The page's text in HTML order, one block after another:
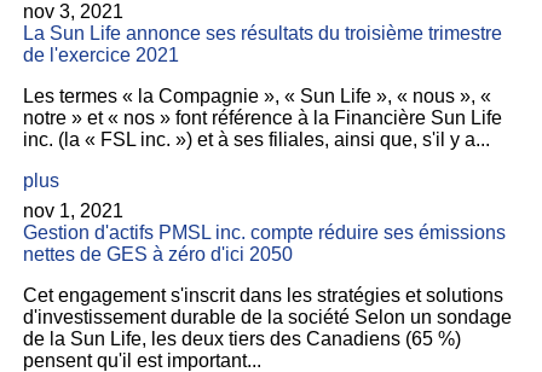
nov 3, 2021
La Sun Life annonce ses résultats du troisième trimestre
de l'exercice 2021
Les termes « la Compagnie », « Sun Life », « nous », «
notre » et « nos » font référence à la Financière Sun Life
inc. (la « FSL inc. ») et à ses filiales, ainsi que, s'il y a...
plus
nov 1, 2021
Gestion d'actifs PMSL inc. compte réduire ses émissions
nettes de GES à zéro d'ici 2050
Cet engagement s'inscrit dans les stratégies et solutions
d'investissement durable de la société Selon un sondage
de la Sun Life, les deux tiers des Canadiens (65 %)
pensent qu'il est important...